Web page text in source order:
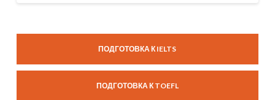
ГИА
становится
обязательной01.21.2014
ПОДГОТОВКА К IELTS
ПОДГОТОВКА К TOEFL